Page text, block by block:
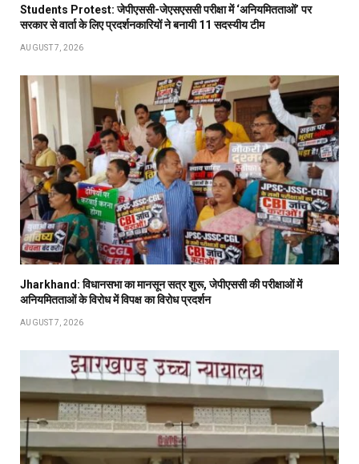
Students Protest: जेपीएससी-जेएसएससी परीक्षा में ‘अनियमितताओं’ पर
सरकार से वार्ता के लिए प्रदर्शनकारियों ने बनायी 11 सदस्यीय टीम
AUGUST 7, 2026
Jharkhand: विधानसभा का मानसून सत्र शुरू, जेपीएससी की परीक्षाओं में
अनियमितताओं के विरोध में विपक्ष का विरोध प्रदर्शन
AUGUST 7, 2026